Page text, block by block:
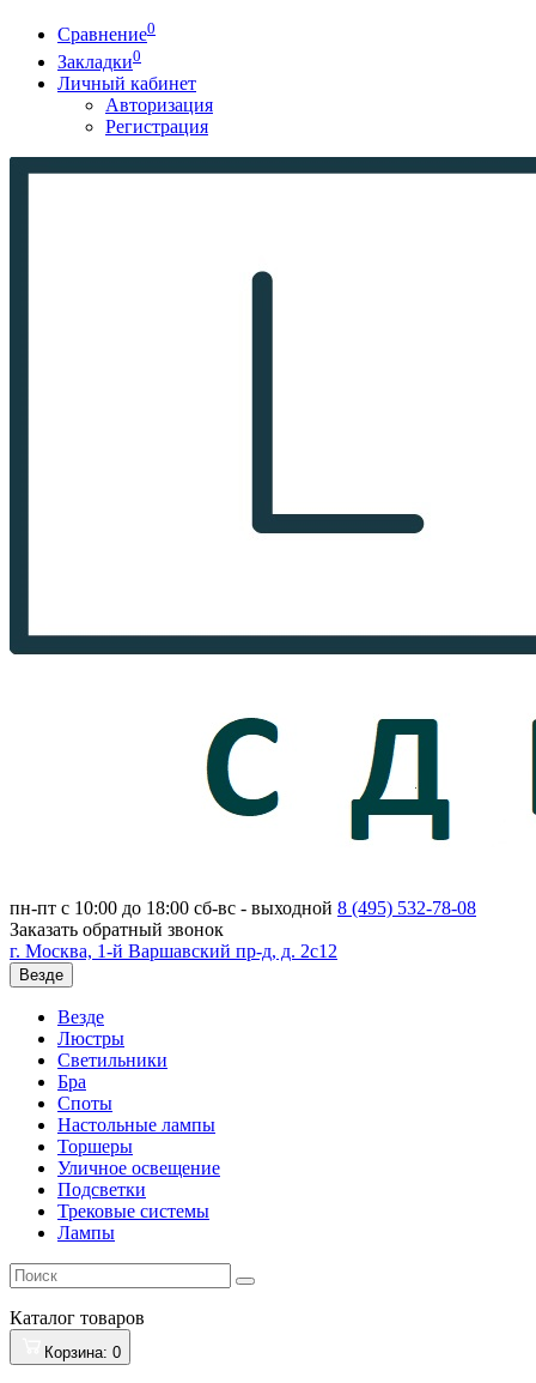
Сравнение0
Закладки0
Личный кабинет
Авторизация
Регистрация
пн-пт с 10:00 до 18:00 сб-вс - выходной 8 (495) 532-78-08
Заказать обратный звонок
г. Москва, 1-й Варшавский пр-д, д. 2с12
Везде
Везде
Люстры
Светильники
Бра
Споты
Настольные лампы
Торшеры
Уличное освещение
Подсветки
Трековые системы
Лампы
Каталог товаров
Корзина: 0